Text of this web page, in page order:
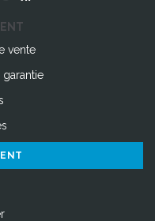
vente
garantie